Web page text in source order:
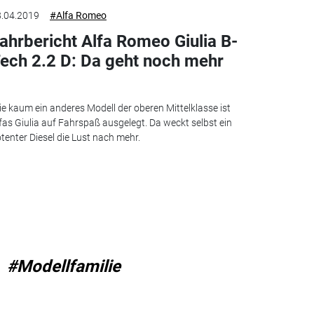
#Alfa Romeo
Alfa Romeo Giulia B-
2.2 D: Da geht noch mehr
kaum ein anderes Modell der oberen Mittelklasse ist
Giulia auf Fahrspaß ausgelegt. Da weckt selbst ein
Diesel die Lust nach mehr.
#Modellfamilie